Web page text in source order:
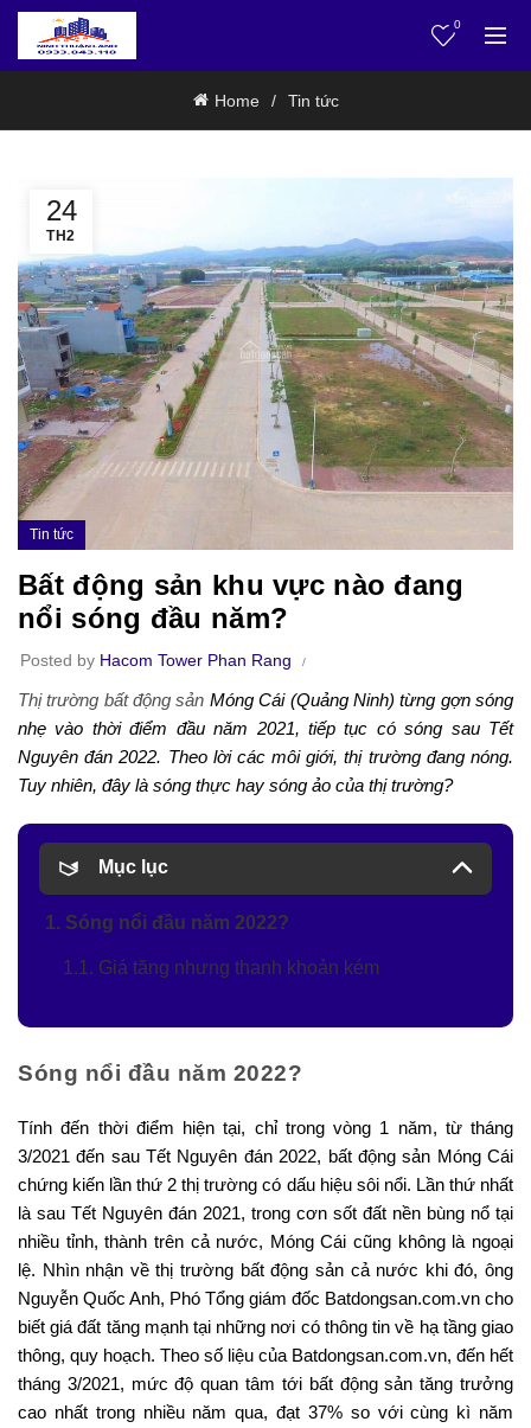
0
Home Tin tức
24
TH2
Tin tức
Bất động sản khu vực nào đang
nổi sóng đầu năm?
Posted by Hacom Tower Phan Rang
Thị trường bất động sản Móng Cái (Quảng Ninh) từng gợn sóng
nhẹ vào thời điểm đầu năm 2021, tiếp tục có sóng sau Tết
Nguyên đán 2022. Theo lời các môi giới, thị trường đang nóng.
Tuy nhiên, đây là sóng thực hay sóng ảo của thị trường?
Mục lục
1. Sóng nổi đầu năm 2022?
1.1. Giá tăng nhưng thanh khoản kém
Sóng nổi đầu năm 2022?
Tính đến thời điểm hiện tại, chỉ trong vòng 1 năm, từ tháng
3/2021 đến sau Tết Nguyên đán 2022, bất động sản Móng Cái
chứng kiến lần thứ 2 thị trường có dấu hiệu sôi nổi. Lần thứ nhất
là sau Tết Nguyên đán 2021, trong cơn sốt đất nền bùng nổ tại
nhiều tỉnh, thành trên cả nước, Móng Cái cũng không là ngoại
lệ. Nhìn nhận về thị trường bất động sản cả nước khi đó, ông
Nguyễn Quốc Anh, Phó Tổng giám đốc Batdongsan.com.vn cho
biết giá đất tăng mạnh tại những nơi có thông tin về hạ tầng giao
thông, quy hoạch. Theo số liệu của Batdongsan.com.vn, đến hết
tháng 3/2021, mức độ quan tâm tới bất động sản tăng trưởng
cao nhất trong nhiều năm qua, đạt 37% so với cùng kì năm